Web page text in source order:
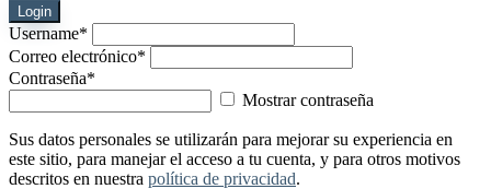
Login
Username*
Correo electrónico*
Contraseña*
Mostrar contraseña
Sus datos personales se utilizarán para mejorar su experiencia en
este sitio, para manejar el acceso a tu cuenta, y para otros motivos
descritos en nuestra política de privacidad.